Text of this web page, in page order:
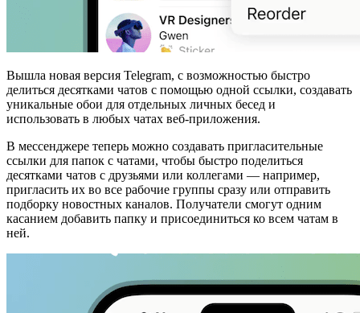
Вышла новая версия Telegram, с возможностью быстро
делиться десятками чатов с помощью одной ссылки, создавать
уникальные обои для отдельных личных бесед и
использовать в любых чатах веб-приложения.
В мессенджере теперь можно создавать пригласительные
ссылки для папок с чатами, чтобы быстро поделиться
десятками чатов с друзьями или коллегами — например,
пригласить их во все рабочие группы сразу или отправить
подборку новостных каналов. Получатели смогут одним
касанием добавить папку и присоединиться ко всем чатам в
ней.